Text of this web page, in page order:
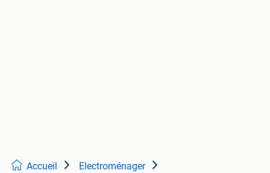
Accueil Electroménager